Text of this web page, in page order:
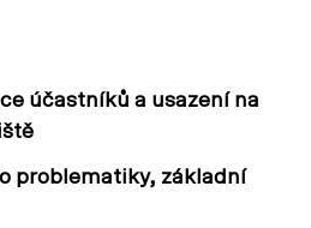
účastníků a usazení na
problematiky, základní